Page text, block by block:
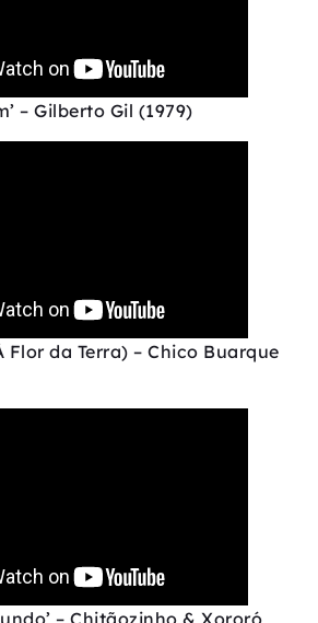
– Gilberto Gil (1979)
Flor da Terra) – Chico Buarque